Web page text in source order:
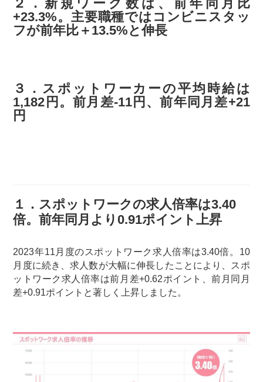
２．新規ワーク数は、前年同月比
+23.3%。主要職種ではコンビニスタッ
フが前年比＋13.5%と伸長
３．スポットワーカーの平均時給は
1,182円。前月差-11円、前年同月差+21
円
１．スポットワークの求人倍率は3.40
倍。前年同月より0.91ポイント上昇
2023年11月度のスポットワーク求人倍率は3.40倍。10
月度に続き、求人数が大幅に伸長したことにより、スポ
ットワーク求人倍率は前月差+0.62ポイント、前月同月
差+0.91ポイントと著しく上昇しました。